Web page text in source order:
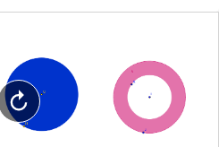
sesión